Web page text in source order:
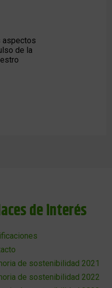
aspectos
de la
de interés
de sostenibilidad 2021
de sostenibilidad 2022